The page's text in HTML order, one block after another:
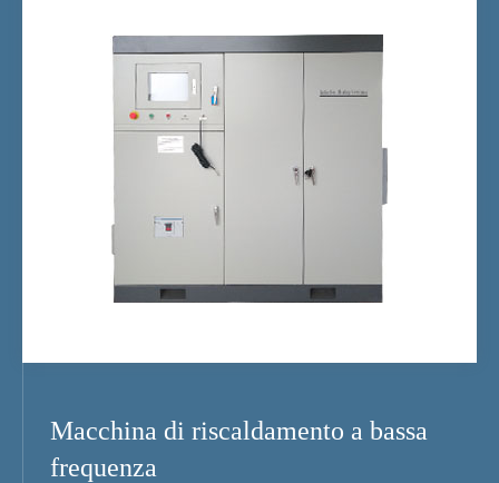
Macchina di riscaldamento a bassa
frequenza